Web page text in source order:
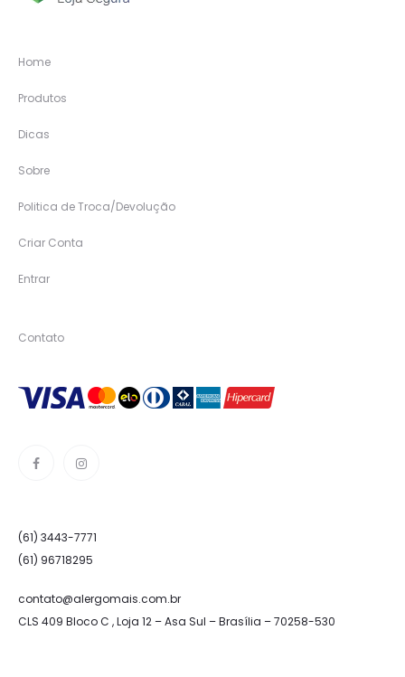
Home
Produtos
Dicas
Sobre
Politica de Troca/Devolução
Criar Conta
Entrar
Contato
(61) 3443-7771
(61) 96718295
contato@alergomais.com.br
CLS 409 Bloco C , Loja 12 – Asa Sul – Brasília – 70258-530